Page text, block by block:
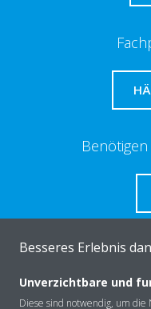
Über Daikin
Besseres Erlebnis
Unverzichtbare und
Diese sind notwendig, um die